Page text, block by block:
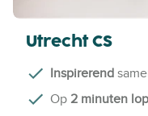
Utrecht CS
Inspirerend
Op 2 minuten